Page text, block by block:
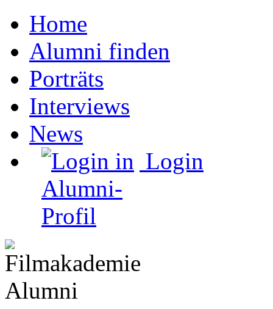
Home
Alumni finden
Porträts
Interviews
News
Login